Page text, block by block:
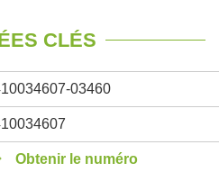
CLÉS
03460
Obtenir le numéro